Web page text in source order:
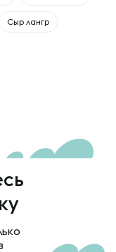
Сыр лангр